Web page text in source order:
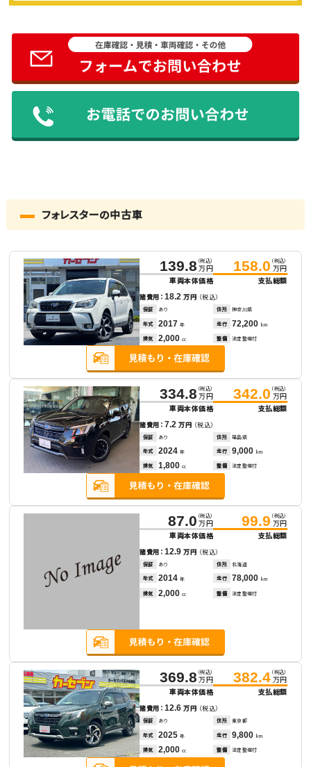
フォレスターの中古車
139.8 （税込）
万円
車両本体価格
158.0 （税込）
万円
支払総額
諸費用：18.2万円 （税込）
保証 あり 住所 神奈川県
年式 2017 年 走行 72,200 km
排気 2,000 cc 整備 法定整備付
334.8 （税込）
万円
車両本体価格
342.0 （税込）
万円
支払総額
諸費用：7.2万円 （税込）
保証 あり 住所 福島県
年式 2024 年 走行 9,000 km
排気 1,800 cc 整備 法定整備付
87.0 （税込）
万円
車両本体価格
99.9 （税込）
万円
支払総額
諸費用：12.9万円 （税込）
保証 あり 住所 北海道
年式 2014 年 走行 78,000 km
排気 2,000 cc 整備 法定整備付
369.8 （税込）
万円
車両本体価格
382.4 （税込）
万円
支払総額
諸費用：12.6万円 （税込）
保証 あり 住所 東京都
年式 2025 年 走行 9,800 km
排気 2,000 cc 整備 法定整備付